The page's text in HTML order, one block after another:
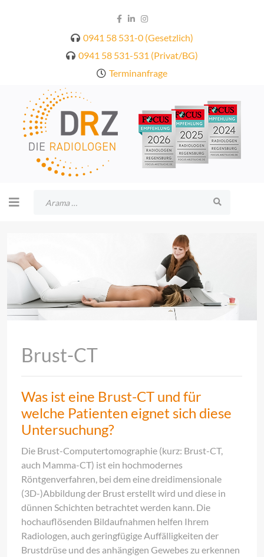
0941 58 531-0 (Gesetzlich)
0941 58 531-531 (Privat/BG)
Terminanfrage
Brust-CT
Was ist eine Brust-CT und für
welche Patienten eignet sich diese
Untersuchung?
Die Brust-Computertomographie (kurz: Brust-CT,
auch Mamma-CT) ist ein hochmodernes
Röntgenverfahren, bei dem eine dreidimensionale
(3D-)Abbildung der Brust erstellt wird und diese in
dünnen Schichten betrachtet werden kann. Die
hochauflösenden Bildaufnahmen helfen Ihrem
Radiologen, auch geringfügige Auffälligkeiten der
Brustdrüse und des anhängigen Gewebes zu erkennen